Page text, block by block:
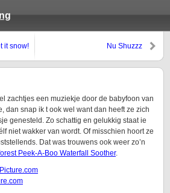
it snow! Nu Shuzzz
zachtjes een muziekje door de babyfoon van
dan snap ik t ook wel want dan heeft ze zich
genesteld. Zo schattig en gelukkig staat ie
niet wakker van wordt. Of misschien hoort ze
Dat was trouwens ook weer zo’n
Peek-A-Boo Waterfall Soother.